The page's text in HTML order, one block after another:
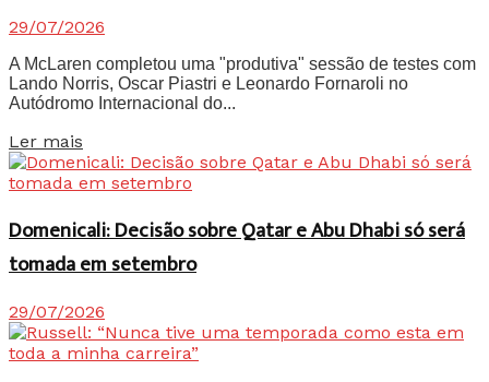
29/07/2026
A McLaren completou uma "produtiva" sessão de testes com
Lando Norris, Oscar Piastri e Leonardo Fornaroli no
Autódromo Internacional do...
Ler mais
Domenicali: Decisão sobre Qatar e Abu Dhabi só será
tomada em setembro
29/07/2026